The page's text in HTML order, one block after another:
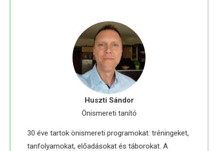
Huszti Sándor
Önismereti tanító
30 éve tartok önismereti programokat: tréningeket,
tanfolyamokat, előadásokat és táborokat. A